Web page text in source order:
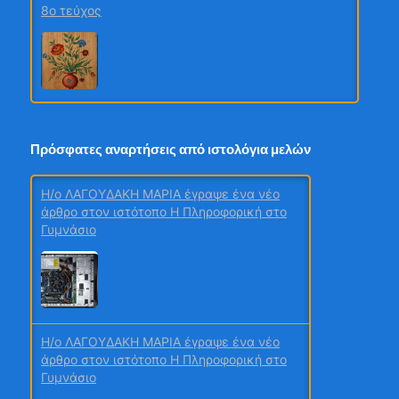
8ο τεύχος
2ο τεύχος
Μαθητικά Συνέδρια
Πρόσφατες αναρτήσεις από ιστολόγια μελών
H/o ΛΑΓΟΥΔΑΚΗ ΜΑΡΙΑ έγραψε ένα νέο
άρθρο στον ιστότοπο Η Πληροφορική στο
Γυμνάσιο
H/o ΛΑΓΟΥΔΑΚΗ ΜΑΡΙΑ έγραψε ένα νέο
άρθρο στον ιστότοπο Η Πληροφορική στο
Γυμνάσιο